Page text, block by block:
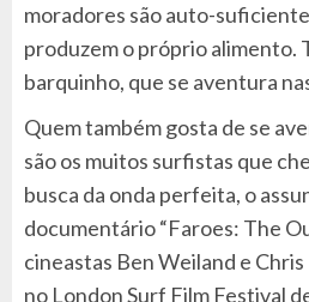
moradores são auto-
produzem o próprio alimento.
barquinho, que se aventura
Quem também gosta de se
são os muitos surfistas que
busca da onda perfeita, o
documentário “Faroes: The
cineastas Ben Weiland e
no London Surf Film Festival